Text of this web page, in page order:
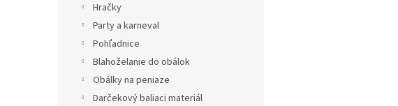
Hračky
Party a karneval
Pohľadnice
Blahoželanie do obálok
Obálky na peniaze
Darčekový baliaci materiál